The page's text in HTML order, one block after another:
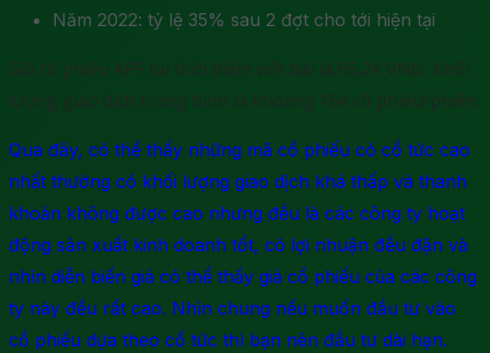
Năm 2022: tỷ lệ 35% sau 2 đợt cho tới hiện tại
Giá cổ phiếu APF tại thời điểm viết bài là 65,2k VNĐ, khối
lượng giao dịch trung bình là khoảng 16k cổ phiếu/phiên.
Qua đây, có thể thấy những mã cổ phiếu có cổ tức cao
nhất thường có khối lượng giao dịch khá thấp và thanh
khoản không được cao nhưng đều là các công ty hoạt
động sản xuất kinh doanh tốt, có lợi nhuận đều đặn và
nhìn diễn biến giá có thể thấy giá cổ phiếu của các công
ty này đều rất cao. Nhìn chung nếu muốn đầu tư vào
cổ phiếu dựa theo cổ tức thì bạn nên đầu tư dài hạn.